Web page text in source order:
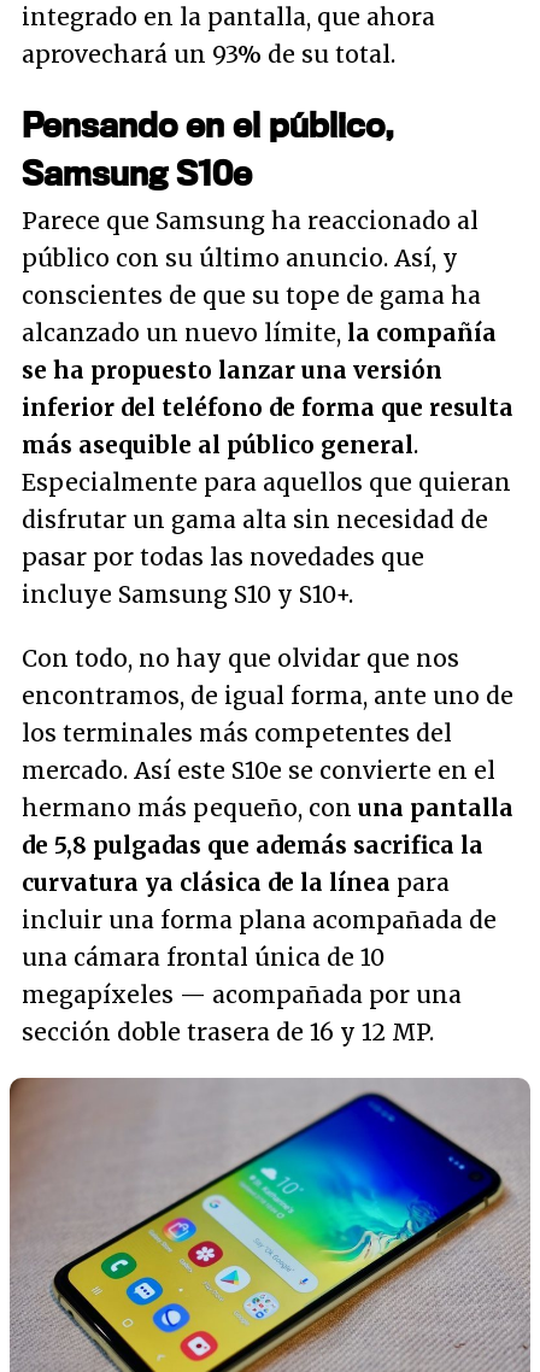
integrado en la pantalla, que ahora
aprovechará un 93% de su total.
Pensando en el público,
Samsung S10e
Parece que Samsung ha reaccionado al
público con su último anuncio. Así, y
conscientes de que su tope de gama ha
alcanzado un nuevo límite, la compañía
se ha propuesto lanzar una versión
inferior del teléfono de forma que resulta
más asequible al público general.
Especialmente para aquellos que quieran
disfrutar un gama alta sin necesidad de
pasar por todas las novedades que
incluye Samsung S10 y S10+.
Con todo, no hay que olvidar que nos
encontramos, de igual forma, ante uno de
los terminales más competentes del
mercado. Así este S10e se convierte en el
hermano más pequeño, con una pantalla
de 5,8 pulgadas que además sacrifica la
curvatura ya clásica de la línea para
incluir una forma plana acompañada de
una cámara frontal única de 10
megapíxeles — acompañada por una
sección doble trasera de 16 y 12 MP.